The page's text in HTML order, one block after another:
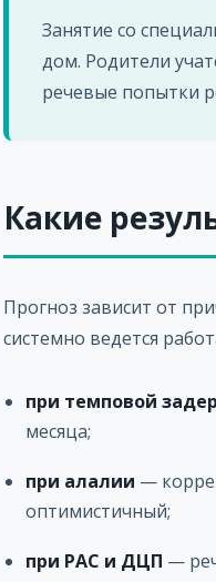
Занятие со
дом. Родители
речевые попытки
Какие
Прогноз зависит от
системно ведется
при темповой
месяца;
при алалии —
оптимистичный;
при РАС и ДЦП —